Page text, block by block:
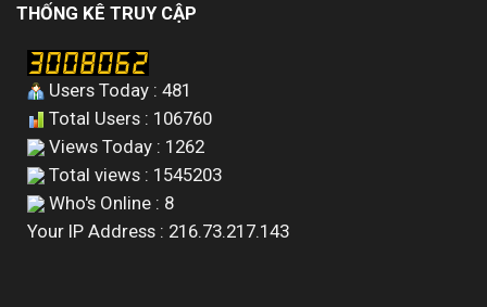
THỐNG KÊ TRUY CẬP
Users Today : 481
Total Users : 106760
Views Today : 1262
Total views : 1545203
Who's Online : 8
Your IP Address : 216.73.217.143